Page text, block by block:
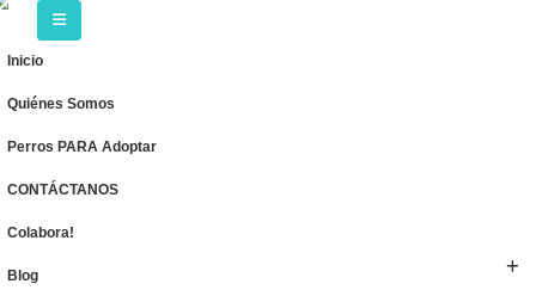
Inicio
Quiénes Somos
Perros PARA Adoptar
CONTÁCTANOS
Colabora!
Blog